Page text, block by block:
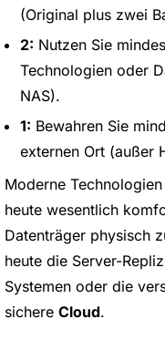
(Original plus zwei
2: Nutzen Sie
Technologien oder
NAS).
1: Bewahren Sie
externen Ort (außer
Moderne
heute wesentlich
Datenträger physisch
heute die Server-
Systemen oder die
sichere Cloud.